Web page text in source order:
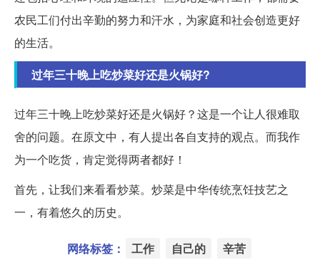
农民工们付出辛勤的努力和汗水，为家庭和社会创造更好
的生活。
过年三十晚上吃炒菜好还是火锅好?
过年三十晚上吃炒菜好还是火锅好？这是一个让人很难取
舍的问题。在原文中，有人提出各自支持的观点。而我作
为一个吃货，肯定觉得两者都好！
首先，让我们来看看炒菜。炒菜是中华传统烹饪技艺之
一，有着悠久的历史。
网络标签： 工作 自己的 辛苦